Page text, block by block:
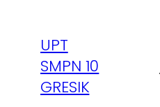
UPT
SMPN 10
GRESIK